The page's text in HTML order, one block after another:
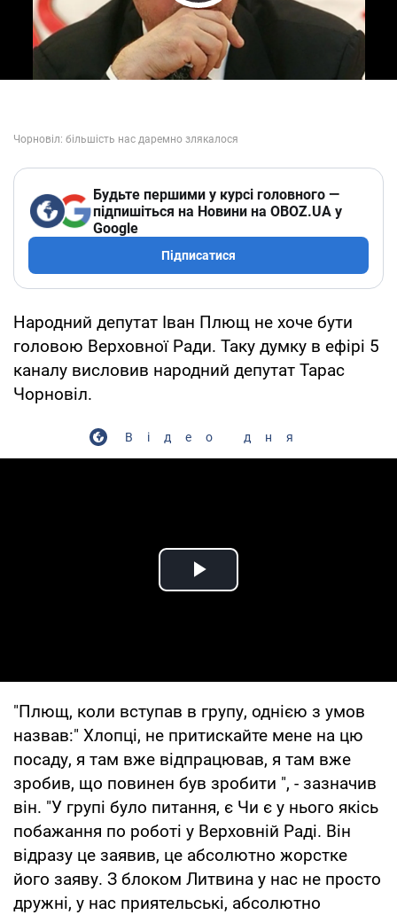
Будьте першими у курсі головного —
підпишіться на Новини на OBOZ.UA у
Google
Підписатися
Народний депутат Іван Плющ не хоче бути
головою Верховної Ради. Таку думку в ефірі 5
каналу висловив народний депутат Тарас
Чорновіл.
Відео дня
Play Video
"Плющ, коли вступав в групу, однією з умов
назвав:" Хлопці, не притискайте мене на цю
посаду, я там вже відпрацював, я там вже
зробив, що повинен був зробити ", - зазначив
він. "У групі було питання, є Чи є у нього якісь
побажання по роботі у Верховній Раді. Він
відразу це заявив, це абсолютно жорстке
його заяву. З блоком Литвина у нас не просто
дружні, у нас приятельські, абсолютно